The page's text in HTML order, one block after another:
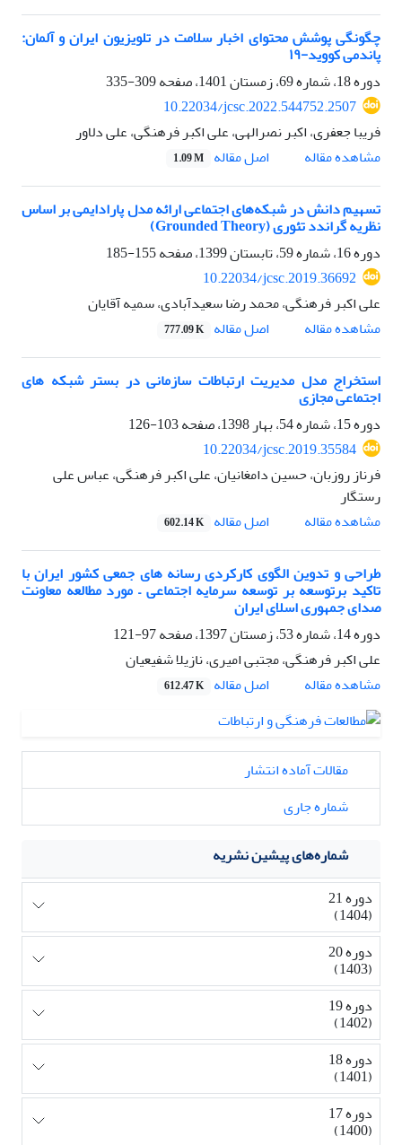
چگونگی پوشش محتوای اخبار سلامت در تلویزیون ایران و آلمان:
پاندمی کووید-۱۹
دوره 18، شماره 69، زمستان 1401، صفحه
309-335
10.22034/jcsc.2022.544752.2507
فریبا جعفری، اکبر نصرالهی، علی اکبر فرهنگی، علی دلاور
مشاهده مقاله
اصل مقاله 1.09 M
تسهیم دانش در شبکه‌های اجتماعی ارائه مدل پارادایمی بر اساس
نظریه گراندد تئوری (Grounded Theory)
دوره 16، شماره 59، تابستان 1399، صفحه
155-185
10.22034/jcsc.2019.36692
علی اکبر فرهنگی، محمد رضا سعیدآبادی، سمیه آقایان
مشاهده مقاله
اصل مقاله 777.09 K
استخراج مدل مدیریت ارتباطات سازمانی در بستر شبکه های
اجتماعی مجازی
دوره 15، شماره 54، بهار 1398، صفحه
103-126
10.22034/jcsc.2019.35584
فرناز روزبان، حسین دامغانیان، علی اکبر فرهنگی، عباس علی
رستگار
مشاهده مقاله
اصل مقاله 602.14 K
طراحی و تدوین الگوی کارکردی رسانه های جمعی کشور ایران با
تاکید برتوسعه بر توسعه سرمایه اجتماعی – مورد مطالعه معاونت
صدای جمهوری اسلای ایران
دوره 14، شماره 53، زمستان 1397، صفحه
97-121
علی اکبر فرهنگی، مجتبی امیری، نازیلا شفیعیان
مشاهده مقاله
اصل مقاله 612.47 K
مقالات آماده انتشار
شماره جاری
شماره‌های پیشین نشریه
دوره 21
(1404)
دوره 20
(1403)
دوره 19
(1402)
دوره 18
(1401)
دوره 17
(1400)